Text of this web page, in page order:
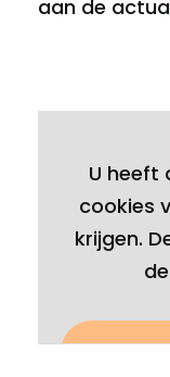
aan de
Bekijk de
U heeft
cookies
krijgen.